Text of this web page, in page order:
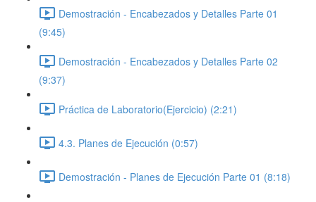
Demostración - Encabezados y Detalles Parte 01
(9:45)
Demostración - Encabezados y Detalles Parte 02
(9:37)
Práctica de Laboratorio(Ejercicio) (2:21)
4.3. Planes de Ejecución (0:57)
Demostración - Planes de Ejecución Parte 01 (8:18)